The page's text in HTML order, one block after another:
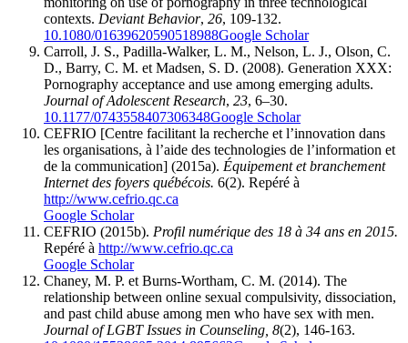
contexts. Deviant Behavior, 26, 109-132.
10.1080/01639620590518988Google Scholar
Carroll, J. S., Padilla-Walker, L. M., Nelson, L. J., Olson, C.
D., Barry, C. M. et Madsen, S. D. (2008). Generation XXX:
Pornography acceptance and use among emerging adults.
Journal of Adolescent Research, 23, 6–30.
10.1177/0743558407306348Google Scholar
CEFRIO [Centre facilitant la recherche et l’innovation dans
les organisations, à l’aide des technologies de l’information et
de la communication] (2015a). Équipement et branchement
Internet des foyers québécois. 6(2). Repéré à
http://www.cefrio.qc.ca
Google Scholar
CEFRIO (2015b). Profil numérique des 18 à 34 ans en 2015.
Repéré à http://www.cefrio.qc.ca
Google Scholar
Chaney, M. P. et Burns-Wortham, C. M. (2014). The
relationship between online sexual compulsivity, dissociation,
and past child abuse among men who have sex with men.
Journal of LGBT Issues in Counseling, 8(2), 146-163.